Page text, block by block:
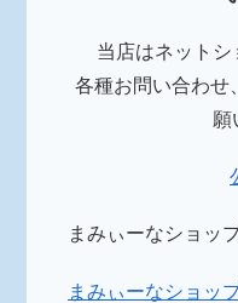
当店はネットシ
各種お問い合わせ
願
まみぃーなショッ
まみぃーなショッ